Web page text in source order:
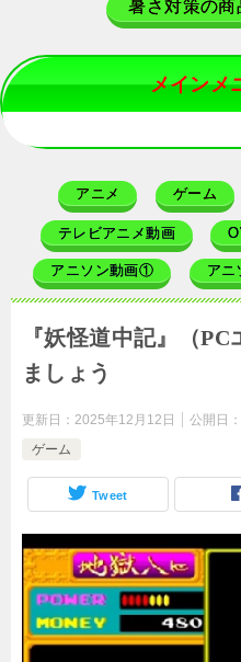
暑さ対策の商
メインメ
アニメ ゲーム
テレビアニメ動画
アニソン動画① ア
『妖怪道中記』（
ましょう
更新日： 2025年12月12日 公開日：
ゲーム
Tweet